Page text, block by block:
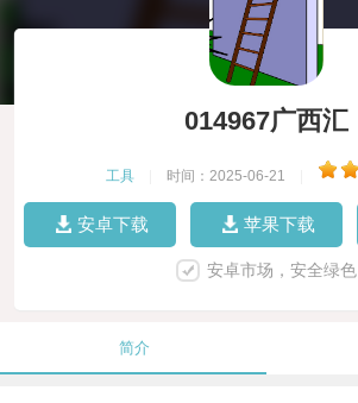
014967广西汇
工具 时间：2025-06-21
安卓下载 苹果下载
安卓市场，安全绿色
简介